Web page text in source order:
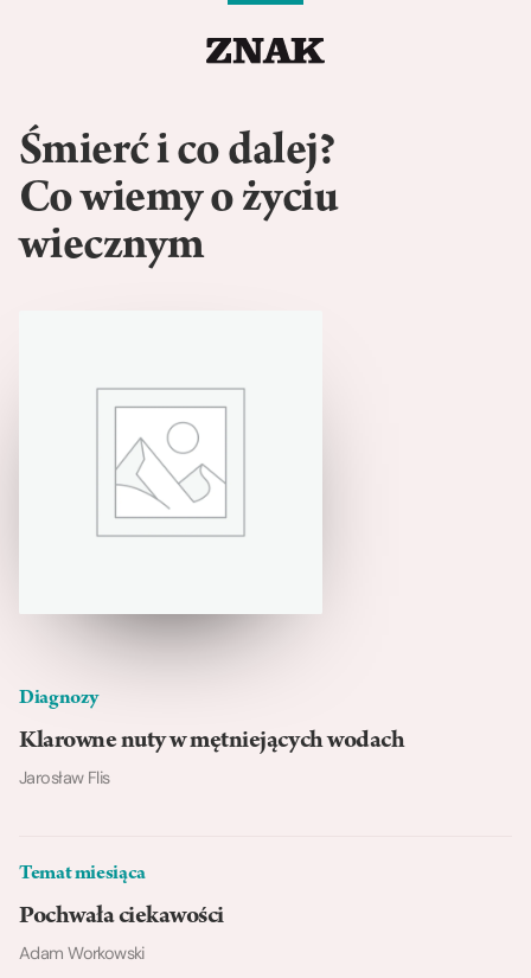
Śmierć i co dalej?
Co wiemy o życiu
wiecznym
Diagnozy
Klarowne nuty w mętniejących wodach
Jarosław Flis
Temat miesiąca
Pochwała ciekawości
Adam Workowski